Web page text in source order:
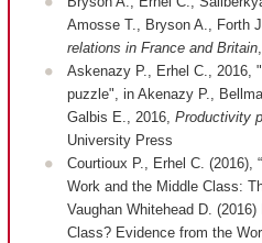
Amosse T., Bryson A., Forth
relations in France and Britain
Askenazy P., Erhel C., 2016,
puzzle", in Akenazy P.,
Galbis E., 2016, Productivity
University Press
Courtioux P., Erhel C. (2016),
Work and the Middle Class:
Vaughan Whitehead D.
Class? Evidence from the